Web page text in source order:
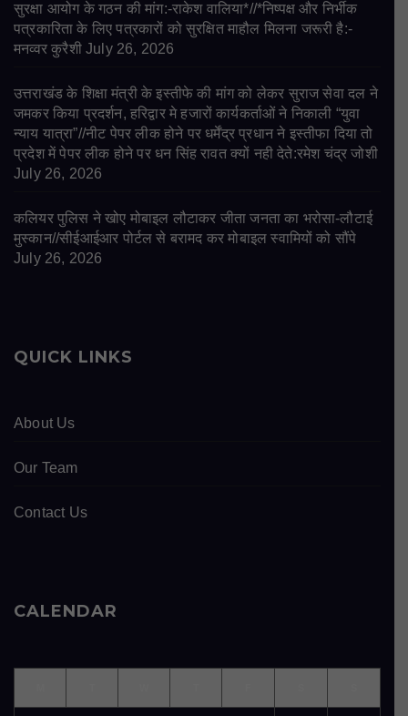
सुरक्षा आयोग के गठन की मांग:-राकेश वालिया*//*निष्पक्ष और निर्भीक
पत्रकारिता के लिए पत्रकारों को सुरक्षित माहौल मिलना जरूरी है:-
मनव्वर कुरैशी July 26, 2026
उत्तराखंड के शिक्षा मंत्री के इस्तीफे की मांग को लेकर सुराज सेवा दल ने
जमकर किया प्रदर्शन, हरिद्वार मे हजारों कार्यकर्ताओं ने निकाली “युवा
न्याय यात्रा”//नीट पेपर लीक होने पर धर्मेंद्र प्रधान ने इस्तीफा दिया तो
प्रदेश में पेपर लीक होने पर धन सिंह रावत क्यों नही देते:रमेश चंद्र जोशी
July 26, 2026
कलियर पुलिस ने खोए मोबाइल लौटाकर जीता जनता का भरोसा-लौटाई
मुस्कान//सीईआईआर पोर्टल से बरामद कर मोबाइल स्वामियों को सौंपे
July 26, 2026
QUICK LINKS
About Us
Our Team
Contact Us
CALENDAR